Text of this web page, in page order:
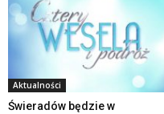
Aktualności
Świeradów będzie w